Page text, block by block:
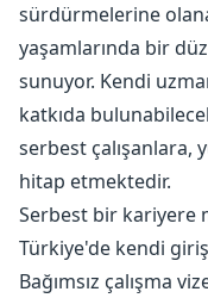
sürdürmelerine
yaşamlarında bir
sunuyor. Kendi
katkıda
serbest çalışanlara,
hitap etmektedir.
Serbest bir kariyere
Türkiye'de kendi
Bağımsız çalışma